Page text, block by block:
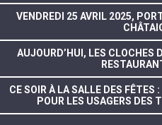
VENDREDI 25 AVRIL 2025,
AUJOURD’HUI, LES CLOCHES
CE SOIR À LA SALLE DES FÊTES
POUR LES USAGERS DES